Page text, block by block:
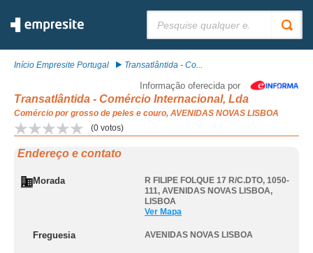
Início Empresite Portugal Transatlântida - Co...
Informação oferecida por
Transatlântida - Comércio Internacional, Lda
Comércio por grosso de peles e couro, AVENIDAS NOVAS LISBOA
(0 votos)
Endereço e contato
Morada
R FILIPE FOLQUE 17 R/C.DTO, 1050-
111, AVENIDAS NOVAS LISBOA,
LISBOA
Ver Mapa
Freguesia AVENIDAS NOVAS LISBOA